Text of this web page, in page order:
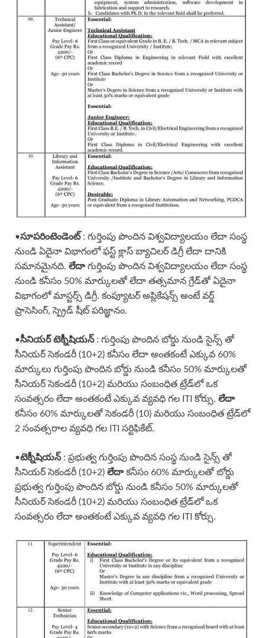
•సూపరింటెండెంట్: గుర్తింపు పొందిన విశ్వవిద్యాలయం లేదా సంస్థ
నుండి ఏదైనా విభాగంలో ఫస్ట్ క్లాస్ బ్యాచిలర్ డిగ్రీ లేదా దానికి
సమానమైనది. లేదా గుర్తింపు పొందిన విశ్వవిద్యాలయం లేదా సంస్థ
నుండి కనీసం 50% మార్కులతో లేదా తత్సమాన గ్రేడ్‌తో ఏదైనా
విభాగంలో మాస్టర్స్ డిగ్రీ. కంప్యూటర్ అప్లికేషన్స్ అంటే వర్డ్
ప్రాసెసింగ్, స్ప్రెడ్ షీట్ పరిజ్ఞానం.
•సీనియర్ టెక్నీషియన్ : గుర్తింపు పొందిన బోర్డు నుండి సైన్స్ తో
సీనియర్ సెకండరీ (10+2) కనీసం లేదా అంతకంటే ఎక్కువ 60%
మార్కులు గుర్తింపు పొందిన బోర్డు నుండి కనీసం 50% మార్కులతో
సీనియర్ సెకండరీ (10+2) మరియు సంబంధిత ట్రేడ్‌లో ఒక
సంవత్సరం లేదా అంతకంటే ఎక్కువ వ్యవధి గల ITI కోర్సు. లేదా
కనీసం 60% మార్కులతో సెకండరీ (10) మరియు సంబంధిత ట్రేడ్‌లో
2 సంవత్సరాల వ్యవధి గల ITI సర్టిఫికేట్.
•టెక్నీషియన్: ప్రభుత్వ గుర్తింపు పొందిన సంస్థ నుండి సైన్స్ తో
సీనియర్ సెకండరీ (10+2) లేదా కనీసం 60% మార్కులతో బోర్డు
ప్రభుత్వ గుర్తింపు పొందిన బోర్డు నుండి కనీసం 50% మార్కులతో
సీనియర్ సెకండరీ (10+2) మరియు సంబంధిత ట్రేడ్‌లో ఒక
సంవత్సరం లేదా అంతకంటే ఎక్కువ వ్యవధి గల ITI కోర్సు.